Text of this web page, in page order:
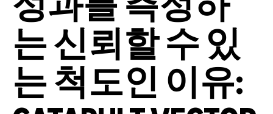
는 신뢰할 수 있
는 척도인 이유: